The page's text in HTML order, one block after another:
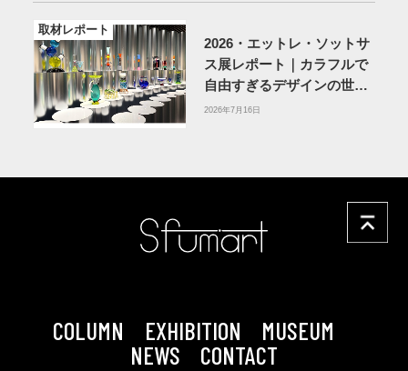
取材レポート
2026・エットレ・ソットサ
ス展レポート｜カラフルで
自由すぎるデザインの世界
を体験
2026年7月16日
COLUMN EXHIBITION
MUSEUM
NEWS
CONTACT